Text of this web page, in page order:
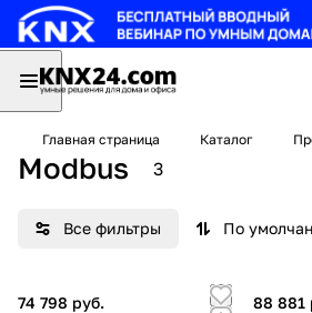
Главная страница Каталог
Modbus 3
Все фильтры
74 798 руб.
88 881